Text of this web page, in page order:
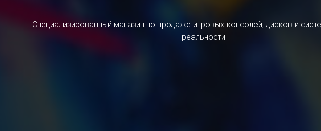
Специализированный магазин по продаже игровых консолей, дисков и
реальности